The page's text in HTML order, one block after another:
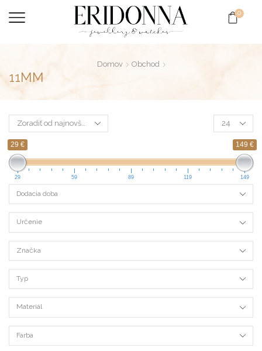
0
Domov Obchod
11MM
29 € 149 €
29 59 89 119 149
Dodacia doba
Určenie
Značka
Typ
Materiál
Farba